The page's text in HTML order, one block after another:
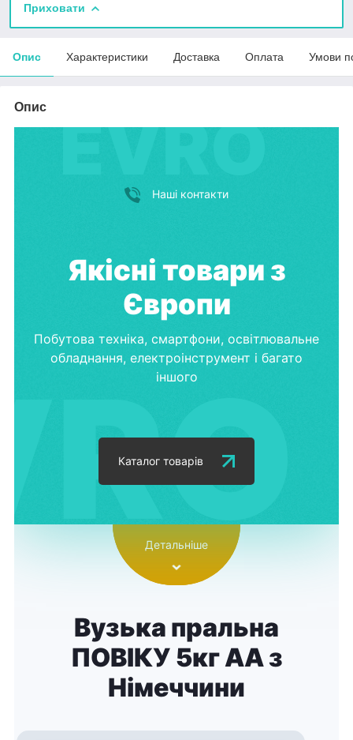
Приховати
Опис Характеристики Доставка Оплата Умови
Опис
Наші контакти
Якісні товари з
Європи
Побутова техніка, смартфони, освітлювальне
обладнання, електроінструмент і багато
іншого
Каталог товарів
Детальніше
Вузька пральна
ПОВІКУ 5кг АА з
Німеччини